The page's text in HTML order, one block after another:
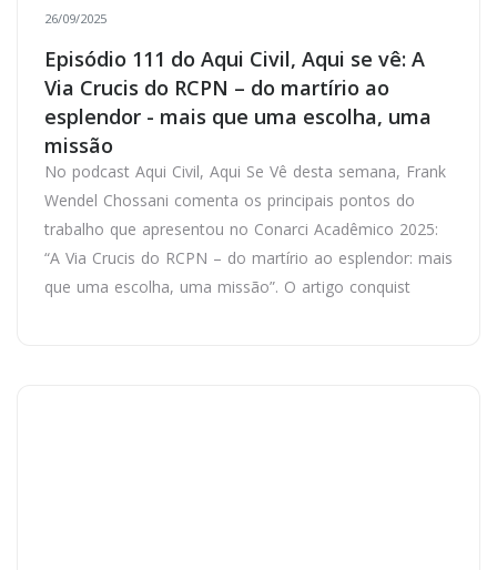
26/09/2025
Episódio 111 do Aqui Civil, Aqui se vê: A
Via Crucis do RCPN – do martírio ao
esplendor - mais que uma escolha, uma
missão
No podcast Aqui Civil, Aqui Se Vê desta semana, Frank
Wendel Chossani comenta os principais pontos do
trabalho que apresentou no Conarci Acadêmico 2025:
“A Via Crucis do RCPN – do martírio ao esplendor: mais
que uma escolha, uma missão”. O artigo conquist